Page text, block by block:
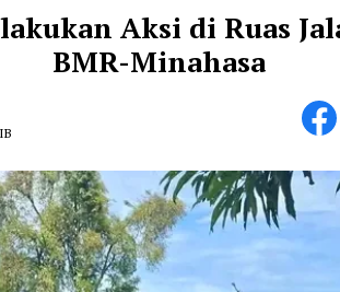
Aksi di Ruas
BMR-Minahasa